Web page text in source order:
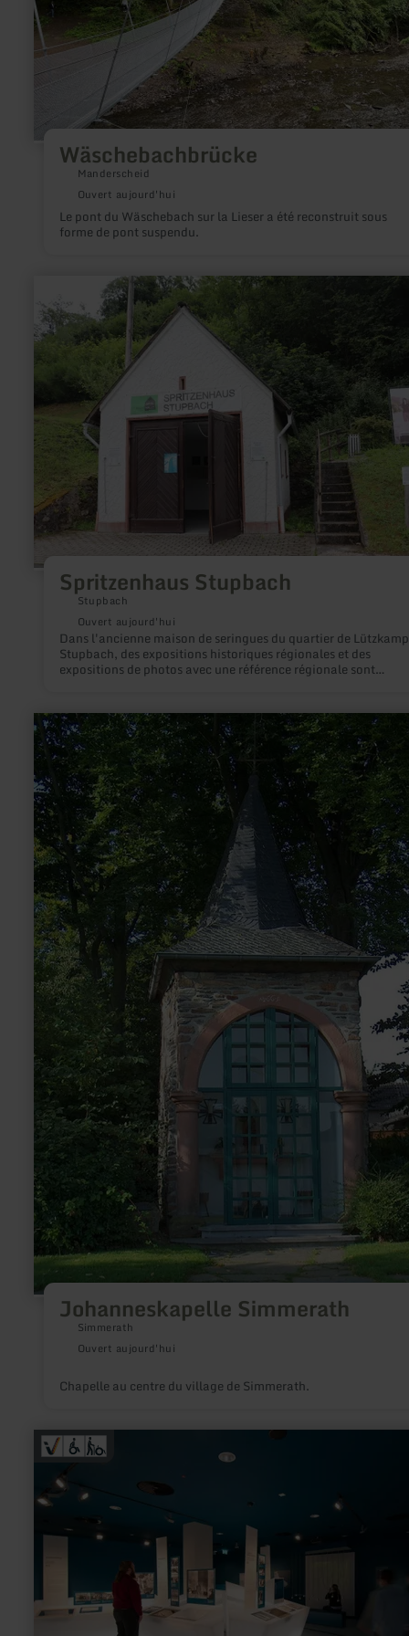
Wäschebachbrücke
Manderscheid
Ouvert aujourd'hui
Le pont du Wäschebach sur la Lieser a été reconstruit sous
forme de pont suspendu.
Spritzenhaus Stupbach
Stupbach
Ouvert aujourd'hui
Dans l'ancienne maison de seringues du quartier de
Stupbach, des expositions historiques régionales et des
expositions de photos avec une référence régionale sont
plus
sur
:
Johanneskapelle Simmerath
Simmerath
Ouvert aujourd'hui
Chapelle au centre du village de Simmerath.
en
savoir
plus
sur
:
Johanneskapelle
Simmerath
en
savoir
Dauerausstellung
„Bestimmung
Herrenmensch“
Vogelsang